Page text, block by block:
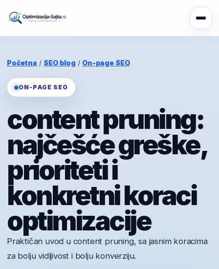
Početna / SEO blog / On-page SEO
ON-PAGE SEO
content pruning:
najčešće greške,
prioriteti i
konkretni koraci
optimizacije
Praktičan uvod u content pruning, sa jasnim koracima
za bolju vidljivost i bolju konverziju.